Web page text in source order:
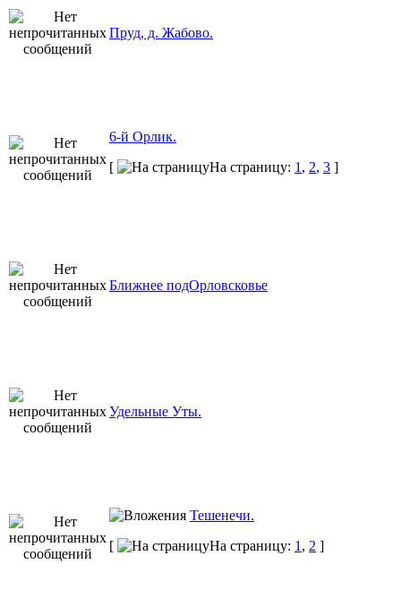
Пруд, д. Жабово.
6-й Орлик.
[
На страницу: 1 , 2, 3 ]
Ближнее подОрловсковье
Удельные Уты.
Тешенечи.
[
На страницу: 1 , 2 ]